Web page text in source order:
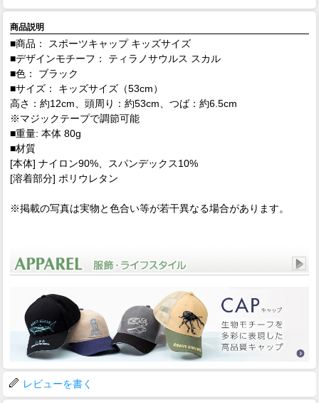
商品説明
■商品： スポーツキャップ キッズサイズ
■デザインモチーフ： ティラノサウルス スカル
■色： ブラック
■サイズ： キッズサイズ（53cm）
高さ：約12cm、頭周り：約53cm、つば：約6.5cm
※マジックテープで調節可能
■重量: 本体 80g
■材質
[本体] ナイロン90%、スパンデックス10%
[溶着部分] ポリウレタン
※掲載の写真は実物と色合い等が若干異なる場合があります。
レビューを書く